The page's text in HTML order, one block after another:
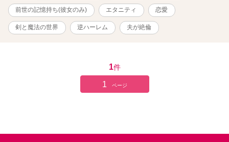
前世の記憶持ち(彼女のみ) エタニティ 恋愛
剣と魔法の世界 逆ハーレム 夫が絶倫
1件
1 ページ